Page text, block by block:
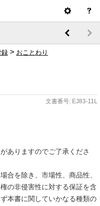
録 > おことわり
文書番号: EJ83-11L
ありますのでご了承くださ
合を除き、市場性、商品性、
の非侵害性に対する保証を含
本書に関していかなる種類の